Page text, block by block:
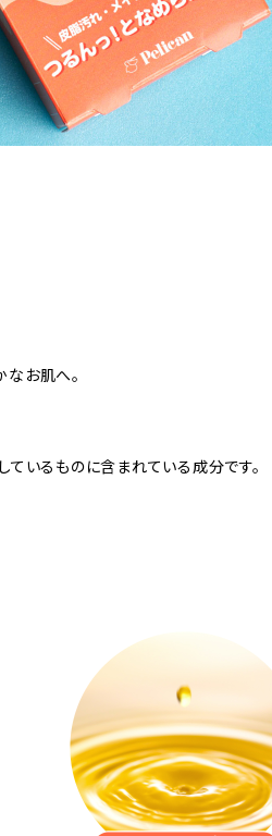
お肌へ。
いるものに含まれている成分です。